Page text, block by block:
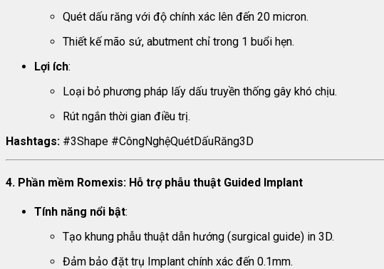
Quét dấu răng với độ chính xác lên đến 20 micron.
Thiết kế mão sứ, abutment chỉ trong 1 buổi hẹn.
Lợi ích:
Loại bỏ phương pháp lấy dấu truyền thống gây khó chịu.
Rút ngắn thời gian điều trị.
Hashtags: #3Shape #CôngNghệQuétDấuRăng3D
4. Phần mềm Romexis: Hỗ trợ phẫu thuật Guided Implant
Tính năng nổi bật:
Tạo khung phẫu thuật dẫn hướng (surgical guide) in 3D.
Đảm bảo đặt trụ Implant chính xác đến 0.1mm.